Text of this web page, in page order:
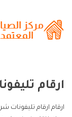
ارقام
ارقام ارقام تليفونات